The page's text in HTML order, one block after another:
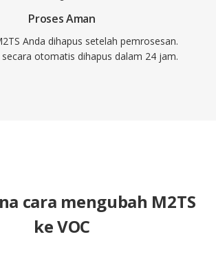
Proses Aman
Anda dihapus setelah pemrosesan.
secara otomatis dihapus dalam 24 jam.
cara mengubah M2TS
ke VOC